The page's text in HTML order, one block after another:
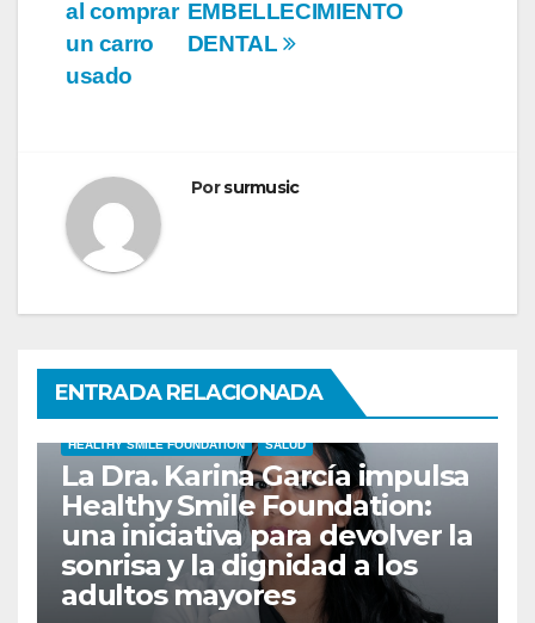
EMBELLECIMIENTO
DENTAL
al comprar
un carro
usado
Porsurmusic
ENTRADA RELACIONADA
HEALTHY SMILE FOUNDATION SALUD
La Dra. Karina García impulsa
Healthy Smile Foundation:
una iniciativa para devolver la
sonrisa y la dignidad a los
adultos mayores